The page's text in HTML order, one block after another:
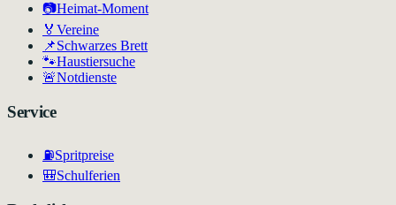
📷Heimat-Moment
🏅 Vereine
📌Schwarzes Brett
🐾Haustiersuche
🚨Notdienste
Service
⛽Spritpreise
🎒Schulferien